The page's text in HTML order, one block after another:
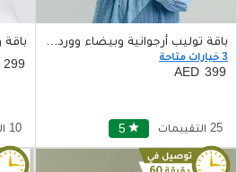
3 خيارات متاحة
399
5 star 25 التقييمات
299
10 التقييمات